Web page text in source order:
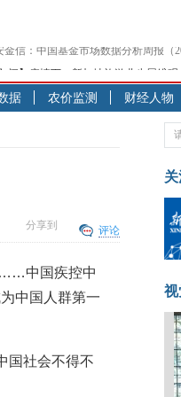
·闻】疫情下，新加坡旅游业步履维艰
手记：疫情下的香港零售业如何浴火
·闻】疫情下一家香港传统零售商的
金信：中国基金市场数据分析周报（
华财经调查】同业存单、结构性存款
公开市场净投放300亿元 短端资金利
面及股市双轮冲击 债市回调十年期
期货连续两日涨逾3% 沪银及两粕涨
聚源：北斗收官之星发射成功，全产
金信：中国基金市场数据分析周报（
据 农价监测 财经人物
评论
分享到
……中国疾控中
中国人群第一
国社会不得不
视